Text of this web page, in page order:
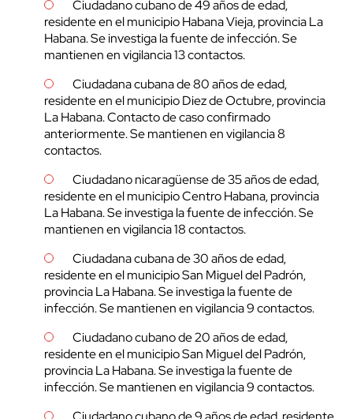
Ciudadano cubano de 49 años de edad,
residente en el municipio Habana Vieja, provincia La
Habana. Se investiga la fuente de infección. Se
mantienen en vigilancia 13 contactos.
Ciudadana cubana de 80 años de edad,
residente en el municipio Diez de Octubre, provincia
La Habana. Contacto de caso confirmado
anteriormente. Se mantienen en vigilancia 8
contactos.
Ciudadano nicaragüense de 35 años de edad,
residente en el municipio Centro Habana, provincia
La Habana. Se investiga la fuente de infección. Se
mantienen en vigilancia 18 contactos.
Ciudadana cubana de 30 años de edad,
residente en el municipio San Miguel del Padrón,
provincia La Habana. Se investiga la fuente de
infección. Se mantienen en vigilancia 9 contactos.
Ciudadano cubano de 20 años de edad,
residente en el municipio San Miguel del Padrón,
provincia La Habana. Se investiga la fuente de
infección. Se mantienen en vigilancia 9 contactos.